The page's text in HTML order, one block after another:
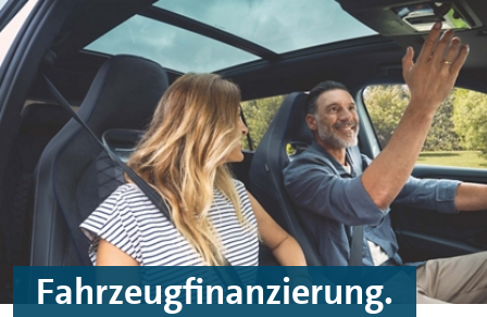
Zum Hauptinhalt springen
Zur Fußzeile springen
Fahrzeugfinanzierung.